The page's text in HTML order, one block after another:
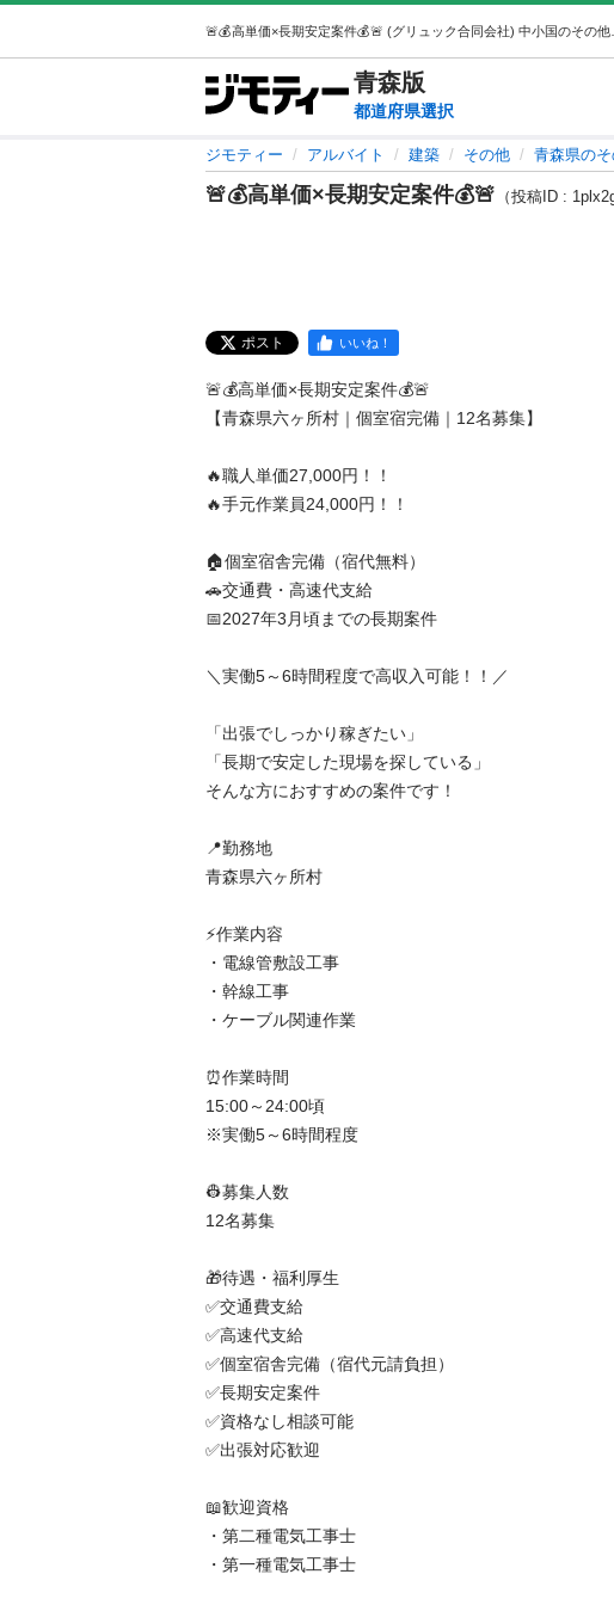
青森版
都道府県選択
ジモティー アルバイト 建築 その他 青森県の
🚨💰高単価×長期安定案件💰🚨 （投稿ID : 1plx2g
ポスト いいね！
🚨💰高単価×長期安定案件💰🚨
【青森県六ヶ所村｜個室宿完備｜12名募集】
🔥職人単価27,000円！！
🔥手元作業員24,000円！！
🏠個室宿舎完備（宿代無料）
🚗交通費・高速代支給
📅2027年3月頃までの長期案件
＼実働5～6時間程度で高収入可能！！／
「出張でしっかり稼ぎたい」
「長期で安定した現場を探している」
そんな方におすすめの案件です！
📍勤務地
青森県六ヶ所村
⚡作業内容
・電線管敷設工事
・幹線工事
・ケーブル関連作業
⏰作業時間
15:00～24:00頃
※実働5～6時間程度
👷募集人数
12名募集
🎁待遇・福利厚生
✅交通費支給
✅高速代支給
✅個室宿舎完備（宿代元請負担）
✅長期安定案件
✅資格なし相談可能
✅出張対応歓迎
📖歓迎資格
・第二種電気工事士
・第一種電気工事士